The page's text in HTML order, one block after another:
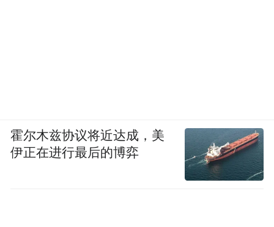
霍尔木兹协议将近达成，美
伊正在进行最后的博弈